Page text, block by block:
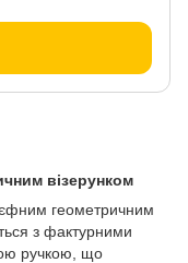
візерунком
геометричним
з фактурними
ручкою, що